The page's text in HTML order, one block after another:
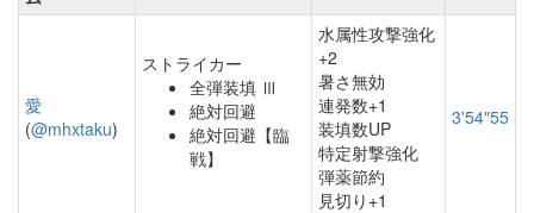
愛
(@mhxtaku)
ストライカー
全弾装填 Ⅲ
絶対回避
絶対回避【臨
戦】
水属性攻撃強化
+2
暑さ無効
連発数+1
装填数UP
特定射撃強化
弾薬節約
見切り+1
3'54"55